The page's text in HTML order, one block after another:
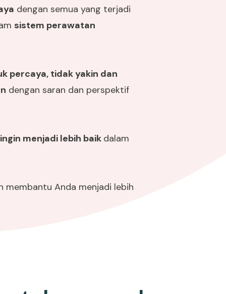
dengan semua yang terjadi
sistem perawatan
percaya, tidak yakin dan
dengan saran dan perspektif
ingin menjadi lebih baik dalam
membantu Anda menjadi lebih